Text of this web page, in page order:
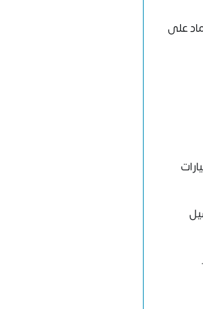
على
أعداد السيارات